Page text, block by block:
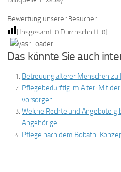
Bewertung unserer Besucher
[Insgesamt: 0 Durchschnitt: 0
Das könnte Sie auch
Betreuung älterer Menschen zu
Pflegebedürftig im Alter: Mit
vorsorgen
Welche Rechte und Angebote
Angehörige
Pflege nach dem Bobath-